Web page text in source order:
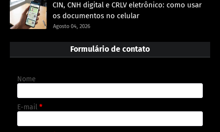
CIN, CNH digital e CRLV eletrônico: como usar
os documentos no celular
Agosto 04, 2026
Formulário de contato
Nome
E-mail *